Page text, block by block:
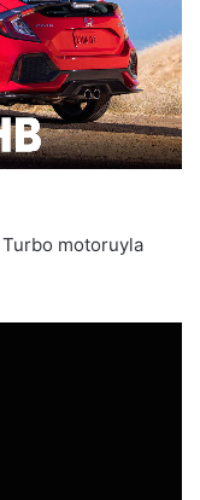
Turbo motoruyla